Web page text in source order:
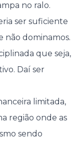
no ralo.
ser suficiente
não dominamos.
que seja,
Daí ser
limitada,
região onde as
sendo